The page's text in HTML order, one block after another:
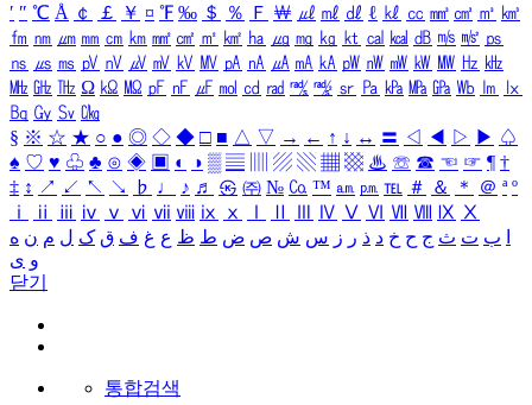
′ ″ ℃ Å ￠ ￡ ￥ ¤ ℉ ‰ ＄ ％ Ｆ ￦ ㎕ ㎖ ㎗ ℓ ㎘ ㏄ ㎣ ㎤ ㎥ ㎦
㎙ ㎚ ㎛ ㎜ ㎝ ㎞ ㎟ ㎠ ㎡ ㎢ ㏊ ㎍ ㎎ ㎏ ㏏ ㎈ ㎉ ㏈ ㎧ ㎨ ㎰
㎱ ㎲ ㎳ ㎴ ㎵ ㎶ ㎷ ㎸ ㎹ ㎀ ㎁ ㎂ ㎃ ㎄ ㎺ ㎻ ㎽ ㎾ ㎿ ㎐ ㎑
㎒ ㎓ ㎔ Ω ㏀ ㏁ ㎊ ㎋ ㎌ ㏖ ㏅ ㎭ ㎮ ㎯ ㏛ ㎩ ㎪ ㎫ ㎬ ㏝ ㏐
㏓
㏃ ㏉ ㏜ ㏆
§ ※ ☆ ★ ○ ● ◎ ◇ ◆ □ ■ △ ▽ → ← ↑ ↓ ↔ 〓 ◁ ◀ ▷ ▶ ♤
♠ ♡ ♥ ♧ ♣ ⊙ ◈ ▣ ◐ ◑ ▒ ▤ ▨ ▧ ▦ ▩ ♨ ☏ ☎ ☜ ☞ ¶ †
‡ ↕ ↗ ↙ ↖ ↘ ♭ ♩ ♪ ♬ ㉿ ㈜ № ㏇ ™ ㏂ ㏘ ℡ ＃ ＆ ＊ ＠ ª º
ⅰ
ⅱ ⅲ ⅳ ⅴ ⅵ ⅶ ⅷ ⅸ ⅹ Ⅳ Ⅴ Ⅵ Ⅶ Ⅷ Ⅸ Ⅹ
ب ت ث ج ح خ د ذ ر ز س ش ص ض ط ظ ع غ ف ق ک ل م ن ه
و ی
닫기
통합검색